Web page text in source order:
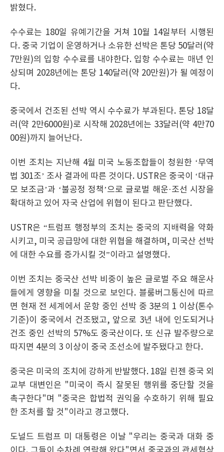
밝혔다.
수수료는 180일 유예기간을 거쳐 10월 14일부터 시행된
다. 중국 기업이 운영하거나 소유한 선박은 톤당 50달러(약
7만원)의 입항 수수료를 내야한다. 입항 수수료는 매년 인
상되며 2028년에는 톤당 140달러(약 20만원)가 될 예정이
다.
중국에서 건조된 선박 역시 수수료가 부과된다. 톤당 18달
러(약 2만6000원)로 시작해 2028년에는 33달러(약 4만70
00원)까지 늘어난다.
이번 조치는 지난해 4월 미국 노동조합들이 청원한 ‘무역
법 301조’ 조사 결과에 따른 것이다. USTR은 중국이 ‘대규
모 보조금’과 ‘불공정 정책’으로 글로벌 해운·조선 시장을
확대하고 있어 자국 산업에 위협이 된다고 판단했다.
USTR은 “트럼프 행정부의 조치는 중국의 지배력을 약화
시키고, 미국 공급망에 대한 위협을 해결하며, 미국산 선박
에 대한 수요를 증가시킬 것”이라고 설명했다.
이번 조치는 중국산 선박 비중이 높은 글로벌 주요 해운사
들에게 영향을 미칠 것으로 보인다. 블룸버그통신에 따르
면 현재 전 세계에서 운항 중인 선박 중 3분의 1 이상(톤수
기준)이 중국에서 건조됐고, 앞으로 3년 내에 인도되거나
건조 중인 선박의 57%도 중국산이다. 또 신규 발주량으로
따지면 4분의 3 이상이 중국 조선소에 발주됐다고 한다.
중국은 미국의 조치에 강하게 반발했다. 18일 린젠 중국 외
교부 대변인은 "미국이 즉시 잘못된 행위를 중단할 것을
촉구한다"며 "중국은 합법적 권익을 수호하기 위해 필요
한 조처를 할 것"이라고 경고했다.
도널드 트럼프 미 대통령은 이날 "우리는 중국과 대화 중